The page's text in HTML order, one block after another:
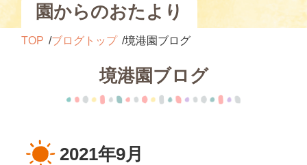
園からのおたより
TOP ブログトップ 境港園ブログ
境港園ブログ
2021年9月